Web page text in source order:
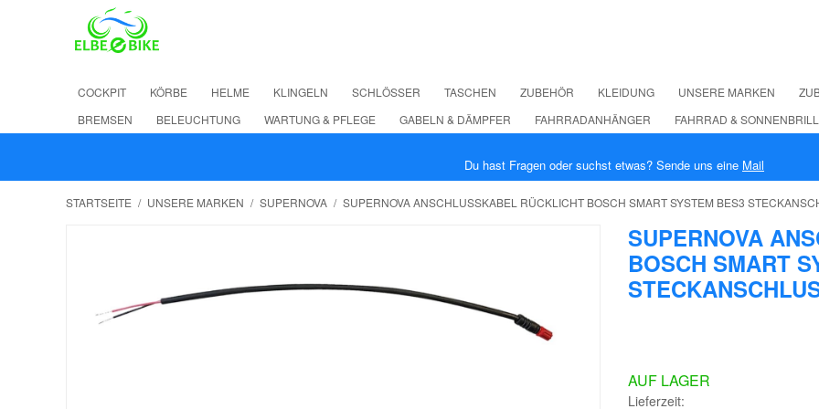
COCKPIT KÖRBE HELME KLINGELN SCHLÖSSER TASCHEN ZUBEHÖR KLEIDUNG UNSERE MARKEN
BREMSEN
BELEUCHTUNG WARTUNG & PFLEGE GABELN & DÄMPFER FAHRRADANHÄNGER FAHRRAD &
Du hast Fragen oder suchst etwas? Sende uns eine Mail
STARTSEITE / UNSERE MARKEN / SUPERNOVA / SUPERNOVA ANSCHLUSSKABEL RÜCKLICHT BOSCH SMART SYSTEM BES3
SUPERNOVA
BOSCH SMART
AUF LAGER
Lieferzeit: